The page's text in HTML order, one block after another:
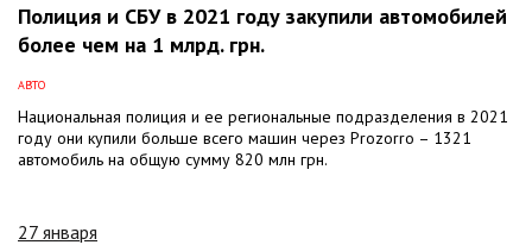
Полиция и СБУ в 2021 году закупили автомобилей
более чем на 1 млрд. грн.
АВТО
Национальная полиция и ее региональные подразделения в 2021
году они купили больше всего машин через Prozorro – 1321
автомобиль на общую сумму 820 млн грн.
27 января